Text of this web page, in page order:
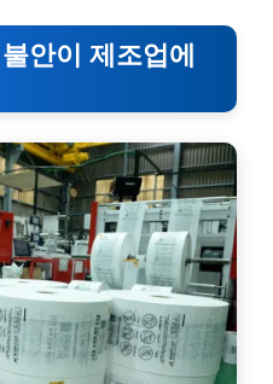
안이 제조업에